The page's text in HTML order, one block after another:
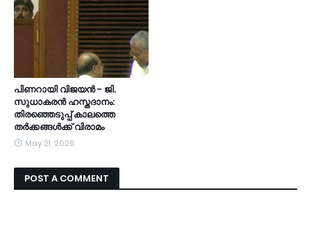
പിണറായി വിജയൻ - ജി.
സുധാകരൻ ഹസ്തദാനം:
തിരഞ്ഞെടുപ്പ് കാലത്തെ
തർക്കങ്ങൾക്ക് വിരാമം
May 21, 2026
POST A COMMENT